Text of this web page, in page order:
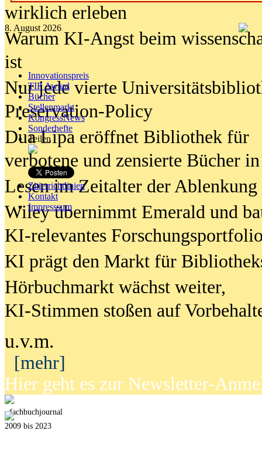
8. August 2026
Innovationspreis
TIP Award
Bücher
Stellenmarkt
KongressNews
Sonderhefte
Teilen
Zitierrichtlinien
Kontakt
Impresssum
wirklich erleben
Warum KI-Angst beim
ist
Nur jede vierte
Preservation-Policy
Dua Lipa eröffnet Bibliothek für
verbotene und zensierte Bücher
Lesen im Zeitalter der Ablenkung
Wiley übernimmt Emerald und
KI-relevantes
KI prägt den Markt für
Hörbuchmarkt wächst weiter,
KI-Stimmen stoßen auf
u.v.m.
[mehr]
Hier geht es zur Newsletter-
fachbuchjournal
2009 bis 2023